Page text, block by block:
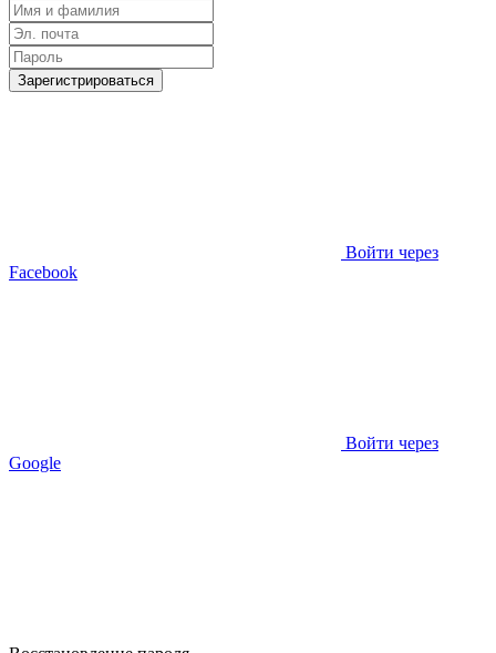
Зарегистрироваться
Войти через
Facebook
Войти через
Google